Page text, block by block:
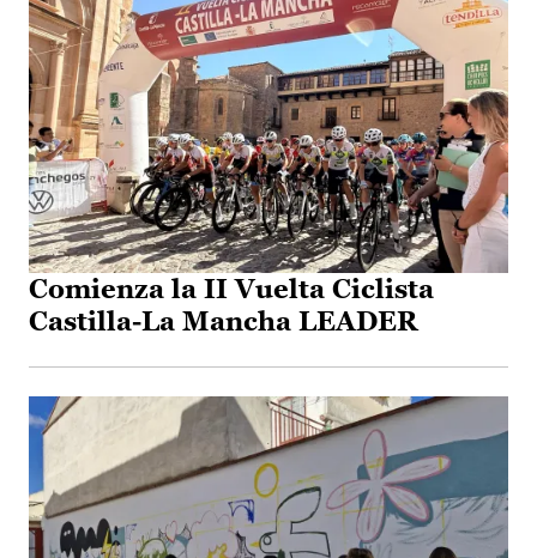
Comienza la II Vuelta Ciclista
Castilla-La Mancha LEADER